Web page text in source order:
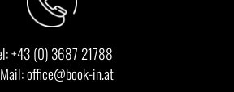
+43 (0) 3687 21788
office@book-in.at